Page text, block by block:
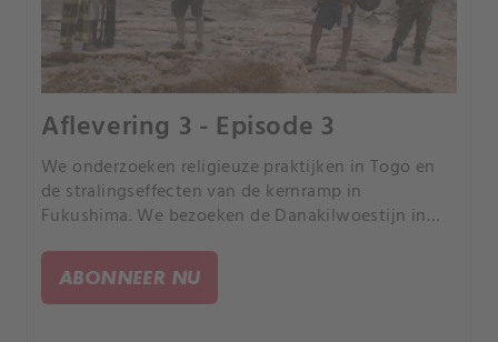
Aflevering 3 - Episode 3
We onderzoeken religieuze praktijken in Togo en
de stralingseffecten van de kernramp in
Fukushima. We bezoeken de Danakilwoestijn in
inwoner een geweer heeft en de olievelden in
Myanmar.
ABONNEER NU